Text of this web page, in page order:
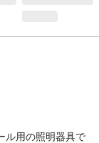
ル用の照明器具で